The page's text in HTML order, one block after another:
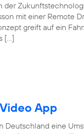
der
mit einer Remote
greift auf ein
[…]
App
Deutschland eine